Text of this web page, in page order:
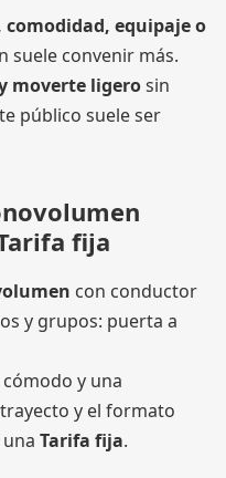
equipaje o
suele convenir más.
moverte ligerosin
público suele ser
fija
con conductor
y grupos: puerta a
y una
y el formato
Tarifa fija.